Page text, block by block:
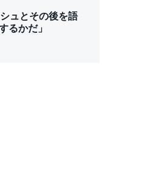
ュとその後を語
るかだ」